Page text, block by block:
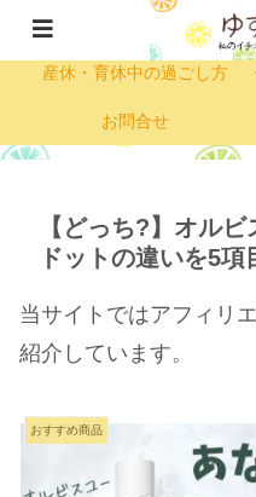
私のプロフィール
産休・育休中の過ごし方
お問合せ
【どっち?】オル
ドットの違いを5項
当サイトではアフィリ
紹介しています。
おすすめ商品